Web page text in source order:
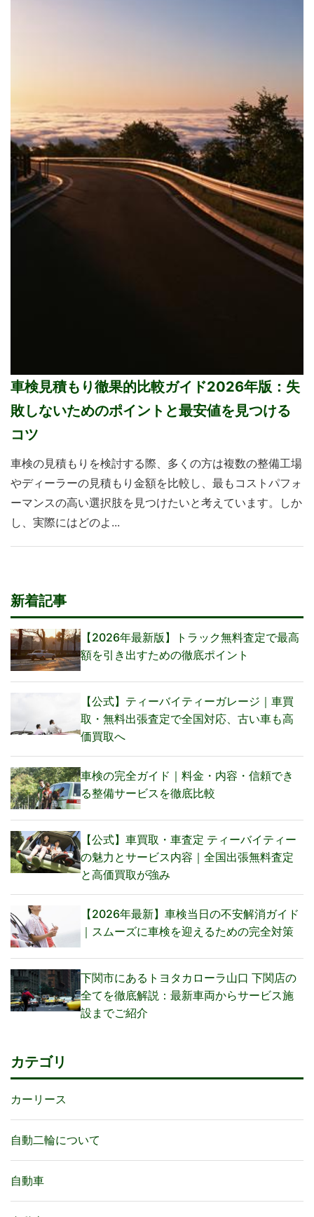
車検見積もり徹果的比較ガイド2026年版：失
敗しないためのポイントと最安値を見つける
コツ
車検の見積もりを検討する際、多くの方は複数の整備工場
やディーラーの見積もり金額を比較し、最もコストパフォ
ーマンスの高い選択肢を見つけたいと考えています。しか
し、実際にはどのよ...
新着記事
【2026年最新版】トラック無料査定で最高
額を引き出すための徹底ポイント
【公式】ティーバイティーガレージ｜車買
取・無料出張査定で全国対応、古い車も高
価買取へ
車検の完全ガイド｜料金・内容・信頼でき
る整備サービスを徹底比較
【公式】車買取・車査定 ティーバイティー
の魅力とサービス内容｜全国出張無料査定
と高価買取が強み
【2026年最新】車検当日の不安解消ガイド
｜スムーズに車検を迎えるための完全対策
下関市にあるトヨタカローラ山口 下関店の
全てを徹底解説：最新車両からサービス施
設までご紹介
カテゴリ
カーリース
自動二輪について
自動車